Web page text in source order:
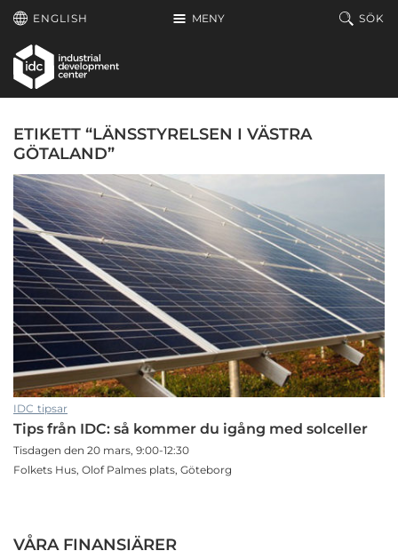
Hoppa till huvudinnehållet
MENY
ENGLISH SÖK
ETIKETT “LÄNSSTYRELSEN I VÄSTRA
GÖTALAND”
IDC tipsar
Tips från IDC: så kommer du igång med solceller
Tisdagen den 20 mars, 9:00-12:30
Folkets Hus, Olof Palmes plats, Göteborg
VÅRA FINANSIÄRER